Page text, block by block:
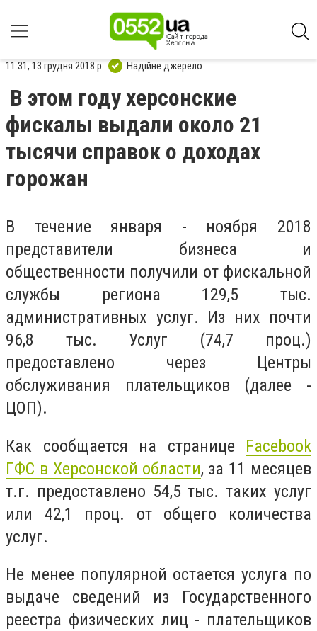
11:31, 13 грудня 2018 р. Надійне джерело
В этом году херсонские
фискалы выдали около 21
тысячи справок о доходах
горожан
В течение января - ноября 2018
представители бизнеса и
общественности получили от фискальной
службы региона 129,5 тыс.
административных услуг. Из них почти
96,8 тыс. Услуг (74,7 проц.)
предоставлено через Центры
обслуживания плательщиков (далее -
ЦОП).
Как сообщается на странице Facebook
ГФС в Херсонской области, за 11 месяцев
т.г. предоставлено 54,5 тыс. таких услуг
или 42,1 проц. от общего количества
услуг.
Не менее популярной остается услуга по
выдаче сведений из Государственного
реестра физических лиц - плательщиков